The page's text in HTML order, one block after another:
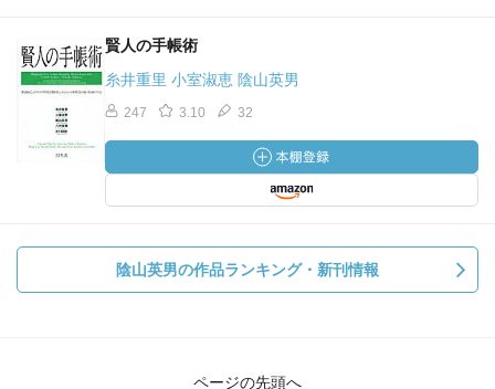
賢人の手帳術
糸井重里 小室淑恵 陰山英男
247 3.10 32
陰山英男の作品ランキング・新刊情報
ページの先頭へ